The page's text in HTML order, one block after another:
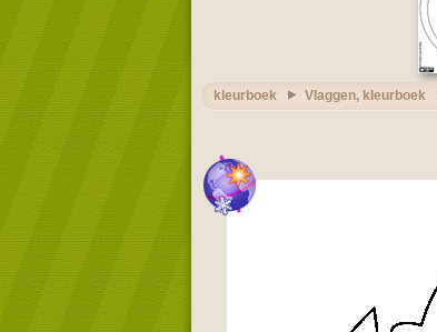
kleurboek Vlaggen, kleurboek